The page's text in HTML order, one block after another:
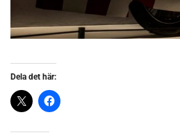
Dela det här: